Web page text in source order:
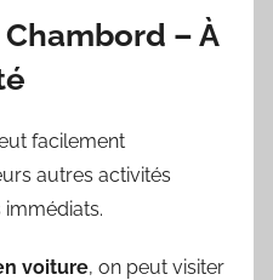
– À
facilement
autres activités
immédiats.
voiture, on peut visiter